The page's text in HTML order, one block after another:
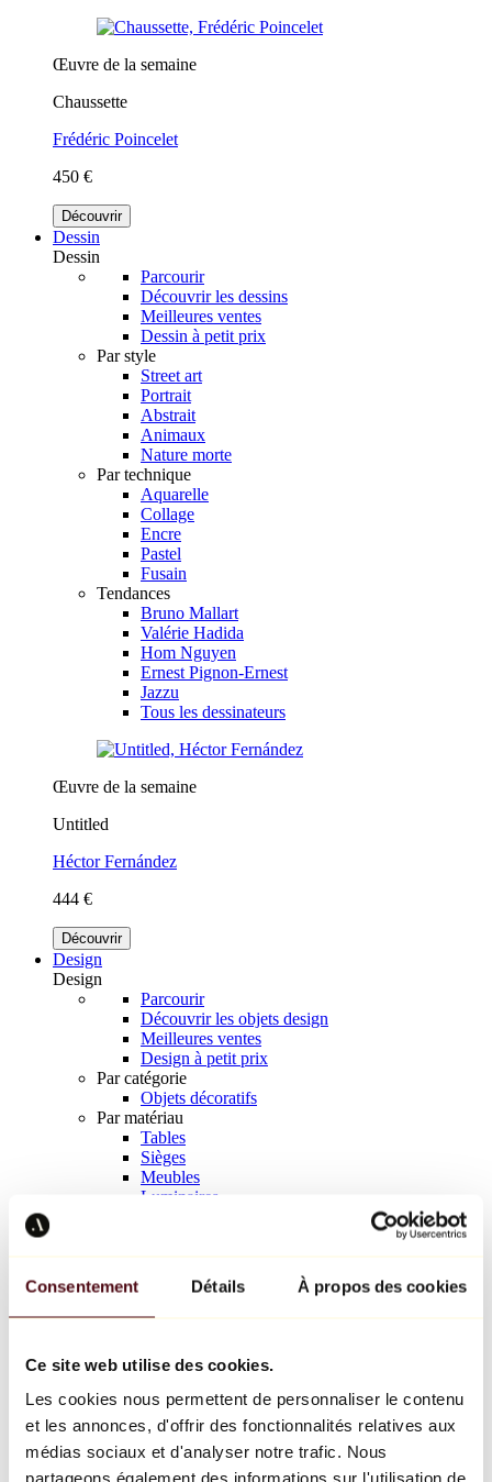
Consentement Détails À propos des cookies
Ce site web utilise des cookies.
Les cookies nous permettent de personnaliser le contenu
et les annonces, d'offrir des fonctionnalités relatives aux
médias sociaux et d'analyser notre trafic. Nous
partageons également des informations sur l'utilisation de
Œuvre de la semaine
Chaussette
Frédéric Poincelet
450 €
Découvrir
Dessin
Dessin
Parcourir
Découvrir les dessins
Meilleures ventes
Dessin à petit prix
Par style
Street art
Portrait
Abstrait
Animaux
Nature morte
Par technique
Aquarelle
Collage
Encre
Pastel
Fusain
Tendances
Bruno Mallart
Valérie Hadida
Hom Nguyen
Ernest Pignon-Ernest
Jazzu
Tous les dessinateurs
Œuvre de la semaine
Untitled
Héctor Fernández
444 €
Découvrir
Design
Design
Parcourir
Découvrir les objets design
Meilleures ventes
Design à petit prix
Par catégorie
Objets décoratifs
Par matériau
Tables
Sièges
Meubles
Luminaires
Richard Orlinski
Keith Haring
Jeff Koons
Jean-Michel Basquiat
Tous les designers
Œuvre de la semaine